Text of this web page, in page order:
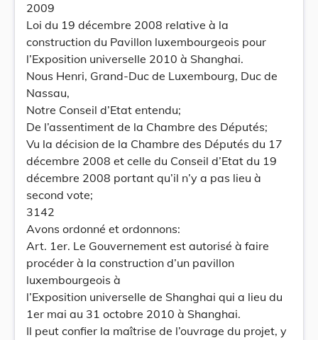
2009
Loi du 19 décembre 2008 relative à la
construction du Pavillon luxembourgeois pour
l’Exposition universelle 2010 à Shanghai.
Nous Henri, Grand-Duc de Luxembourg, Duc de
Nassau,
Notre Conseil d’Etat entendu;
De l’assentiment de la Chambre des Députés;
Vu la décision de la Chambre des Députés du 17
décembre 2008 et celle du Conseil d’Etat du 19
décembre 2008 portant qu’il n’y a pas lieu à
second vote;
3142
Avons ordonné et ordonnons:
Art. 1er. Le Gouvernement est autorisé à faire
procéder à la construction d’un pavillon
luxembourgeois à
l’Exposition universelle de Shanghai qui a lieu du
1er mai au 31 octobre 2010 à Shanghai.
Il peut confier la maîtrise de l’ouvrage du projet, y